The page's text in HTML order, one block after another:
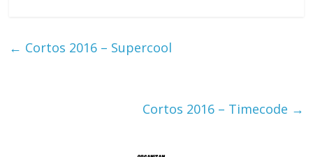
← Cortos 2016 – Supercool
Cortos 2016 – Timecode →